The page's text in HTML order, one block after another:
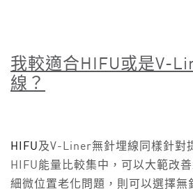
我較適合 HIFU或是V-
線？
HIFU及V-Liner無針埋線同樣針對
HIFU能量比較集中，可以大範改
細微位置老化問題，則可以選擇無